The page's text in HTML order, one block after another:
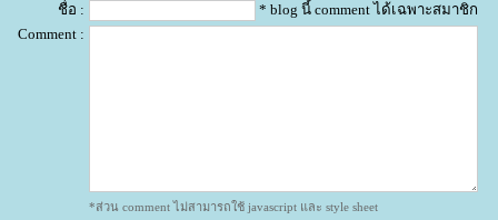
ชื่อ :
* blog นี้ comment ได้เฉพาะสมาชิก
Comment :
*ส่วน comment ไม่สามารถใช้ javascript และ style sheet